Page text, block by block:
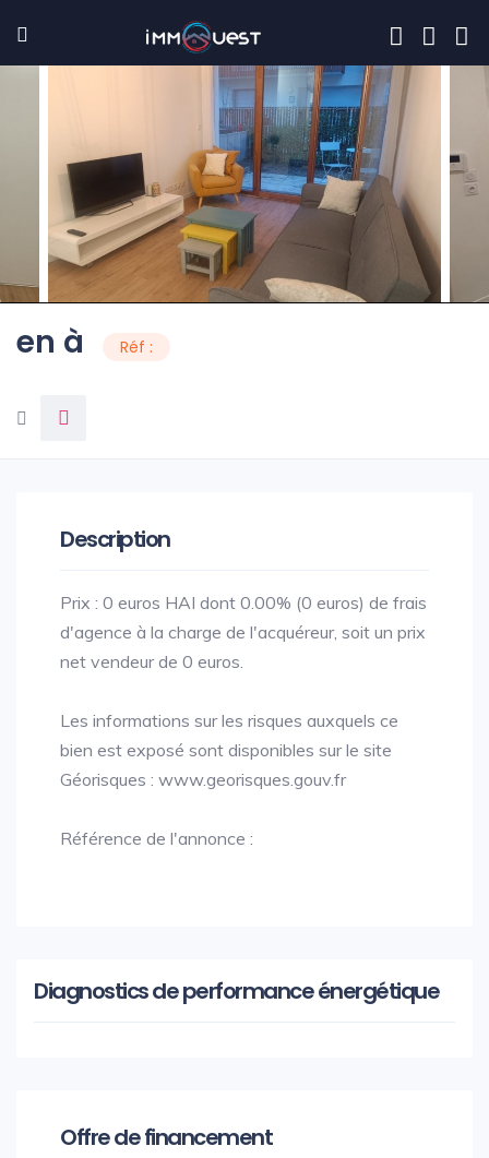
en à Réf :
Description
Prix : 0 euros HAI dont 0.00% (0 euros) de frais
d'agence à la charge de l'acquéreur, soit un prix
net vendeur de 0 euros.
Les informations sur les risques auxquels ce
bien est exposé sont disponibles sur le site
Géorisques : www.georisques.gouv.fr
Référence de l'annonce :
Diagnostics de performance énergétique
Offre de financement